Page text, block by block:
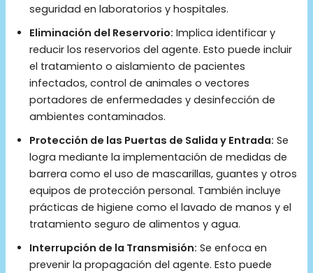
seguridad en laboratorios y hospitales.
Eliminación del Reservorio: Implica identificar y
reducir los reservorios del agente. Esto puede incluir
el tratamiento o aislamiento de pacientes
infectados, control de animales o vectores
portadores de enfermedades y desinfección de
ambientes contaminados.
Protección de las Puertas de Salida y Entrada: Se
logra mediante la implementación de medidas de
barrera como el uso de mascarillas, guantes y otros
equipos de protección personal. También incluye
prácticas de higiene como el lavado de manos y el
tratamiento seguro de alimentos y agua.
Interrupción de la Transmisión: Se enfoca en
prevenir la propagación del agente. Esto puede